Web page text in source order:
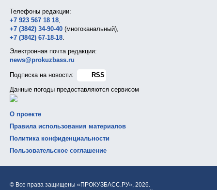
Телефоны редакции:
+7 923 567 18 18
+7 (3842) 34-90-40 (многоканальный),
+7 (3842) 67-18-18
Электронная почта редакции:
news@prokuzbass.ru
Подписка на новости:
RSS
Данные погоды предоставляются сервисом
О проекте
Правила использования материалов
Политика конфиденциальности
Пользовательское соглашение
© Все права защищены «ПРОКУЗБАСС.РУ», 2026.